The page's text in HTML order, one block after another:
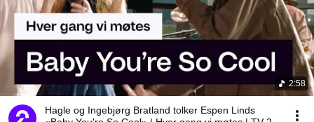
2:58
Hagle og Ingebjørg Bratland tolker Espen Linds